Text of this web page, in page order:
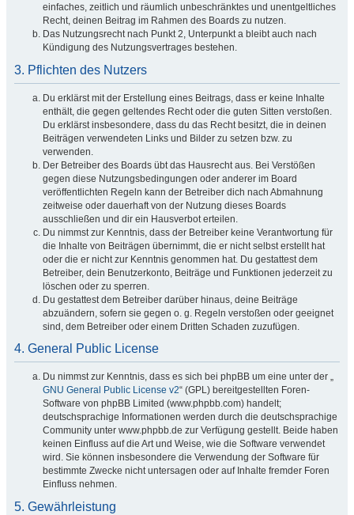
einfaches, zeitlich und räumlich unbeschränktes und unentgeltliches
Recht, deinen Beitrag im Rahmen des Boards zu nutzen.
Das Nutzungsrecht nach Punkt 2, Unterpunkt a bleibt auch nach
Kündigung des Nutzungsvertrages bestehen.
3. Pflichten des Nutzers
Du erklärst mit der Erstellung eines Beitrags, dass er keine Inhalte
enthält, die gegen geltendes Recht oder die guten Sitten verstoßen.
Du erklärst insbesondere, dass du das Recht besitzt, die in deinen
Beiträgen verwendeten Links und Bilder zu setzen bzw. zu
verwenden.
Der Betreiber des Boards übt das Hausrecht aus. Bei Verstößen
gegen diese Nutzungsbedingungen oder anderer im Board
veröffentlichten Regeln kann der Betreiber dich nach Abmahnung
zeitweise oder dauerhaft von der Nutzung dieses Boards
ausschließen und dir ein Hausverbot erteilen.
Du nimmst zur Kenntnis, dass der Betreiber keine Verantwortung für
die Inhalte von Beiträgen übernimmt, die er nicht selbst erstellt hat
oder die er nicht zur Kenntnis genommen hat. Du gestattest dem
Betreiber, dein Benutzerkonto, Beiträge und Funktionen jederzeit zu
löschen oder zu sperren.
Du gestattest dem Betreiber darüber hinaus, deine Beiträge
abzuändern, sofern sie gegen o. g. Regeln verstoßen oder geeignet
sind, dem Betreiber oder einem Dritten Schaden zuzufügen.
4. General Public License
Du nimmst zur Kenntnis, dass es sich bei phpBB um eine unter der „
GNU General Public License v2“ (GPL) bereitgestellten Foren-
Software von phpBB Limited (www.phpbb.com) handelt;
deutschsprachige Informationen werden durch die deutschsprachige
Community unter www.phpbb.de zur Verfügung gestellt. Beide haben
keinen Einfluss auf die Art und Weise, wie die Software verwendet
wird. Sie können insbesondere die Verwendung der Software für
bestimmte Zwecke nicht untersagen oder auf Inhalte fremder Foren
Einfluss nehmen.
5. Gewährleistung